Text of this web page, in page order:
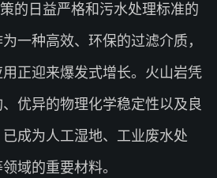
的日益严格和污水处理标准的
一种高效、环保的过滤介质，
正迎来爆发式增长。火山岩凭
优异的物理化学稳定性以及良
成为人工湿地、工业废水处
域的重要材料。